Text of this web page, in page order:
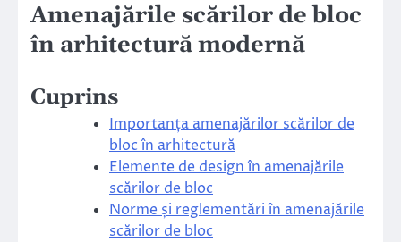
Amenajările scărilor de bloc
în arhitectură modernă
Cuprins
Importanța amenajărilor scărilor de
bloc în arhitectură
Elemente de design în amenajările
scărilor de bloc
Norme și reglementări în amenajările
scărilor de bloc